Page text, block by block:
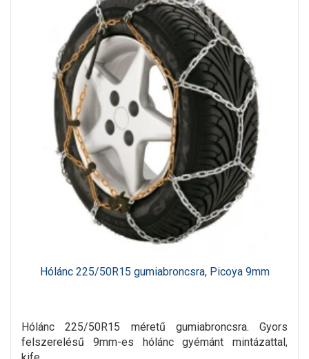
Hólánc 225/50R15 gumiabroncsra, Picoya 9mm
Hólánc 225/50R15 méretű gumiabroncsra. Gyors
felszerelésű 9mm-es hólánc gyémánt mintázattal,